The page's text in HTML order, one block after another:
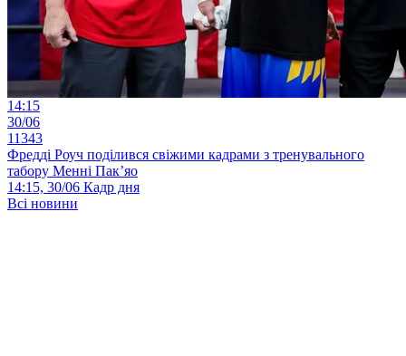
14:15
30/06
11343
Фредді Роуч поділився свіжими кадрами з тренувального
табору Менні Пак’яо
14:15, 30/06 Кадр дня
Всі новини